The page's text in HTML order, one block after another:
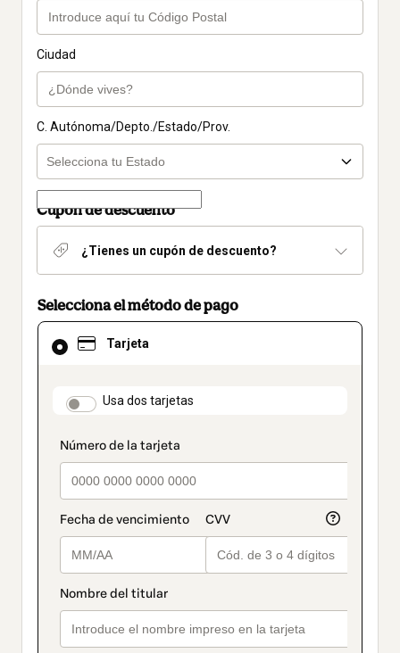
Ciudad
C. Autónoma/Depto./Estado/Prov.
Cupón de descuento
¿Tienes un cupón de descuento?
Selecciona el método de pago
Tarjeta
payment_data.section_title_v2
Usa dos tarjetas
El
método
seleccionado